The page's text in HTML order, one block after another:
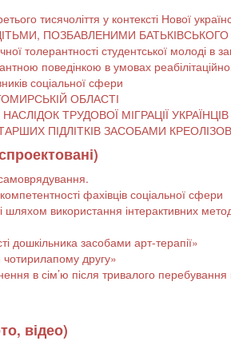
тисячоліття у контексті Нової
ПОЗБАВЛЕНИМИ БАТЬКІВСЬКОГО
толерантності студентської молоді в
поведінкою в умовах
соціальної сфери
ОБЛАСТІ
ЦІННІСНИХ ОРІЄНТАЦІЙ СТАРШИХ ПІДЛІТКІВ ЗАСОБАМИ
самоврядування.
фахівців соціальної сфери
використання інтерактивних
дошкільника засобами арт-терапії»
другу»
в сім’ю після тривалого
відео)